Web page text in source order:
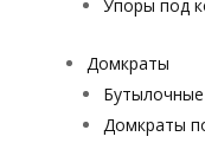
Упоры под
Домкраты
Домкраты